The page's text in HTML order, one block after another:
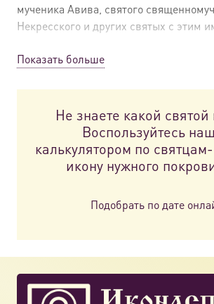
мученика Авива, святого
Некресского и других святых с этим
Если хотите подробнее узнать о святых
покровителях и правилах выбора
загляните в нашгид «Какая икона
Мы создаем все иконы в каталоге на
производстве. Наши мастера
по канонам. Выберите подходящий
заказы по всей России.
Показать больше
Не знаете какой святой
Воспользуйтесь
калькулятором по
икону нужного
Подобрать по дате